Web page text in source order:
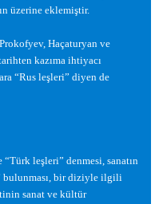
üzerine eklemiştir.
Haçaturyan ve
kazıma ihtiyacı
“Rus leşleri” diyen de
“Türk leşleri” denmesi, sanatın
bulunması, bir diziyle ilgili
sanat ve kültür